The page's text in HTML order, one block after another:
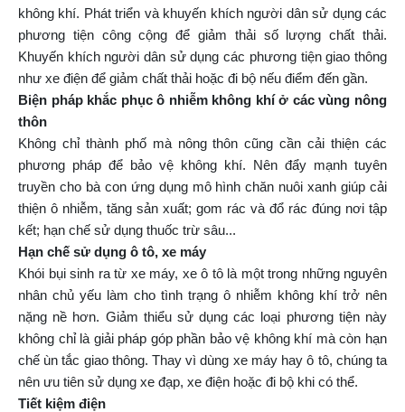
không khí. Phát triển và khuyến khích người dân sử dụng các
phương tiện công cộng để giảm thải số lượng chất thải.
Khuyến khích người dân sử dụng các phương tiện giao thông
như xe điện để giảm chất thải hoặc đi bộ nếu điểm đến gần.
Biện pháp khắc phục ô nhiễm không khí ở các vùng nông
thôn
Không chỉ thành phố mà nông thôn cũng cần cải thiện các
phương pháp để bảo vệ không khí. Nên đẩy mạnh tuyên
truyền cho bà con ứng dụng mô hình chăn nuôi xanh giúp cải
thiện ô nhiễm, tăng sản xuất; gom rác và đổ rác đúng nơi tập
kết; hạn chế sử dụng thuốc trừ sâu...
Hạn chế sử dụng ô tô, xe máy
Khói bụi sinh ra từ xe máy, xe ô tô là một trong những nguyên
nhân chủ yếu làm cho tình trạng ô nhiễm không khí trở nên
nặng nề hơn. Giảm thiểu sử dụng các loại phương tiện này
không chỉ là giải pháp góp phần bảo vệ không khí mà còn hạn
chế ùn tắc giao thông. Thay vì dùng xe máy hay ô tô, chúng ta
nên ưu tiên sử dụng xe đạp, xe điện hoặc đi bộ khi có thể.
Tiết kiệm điện